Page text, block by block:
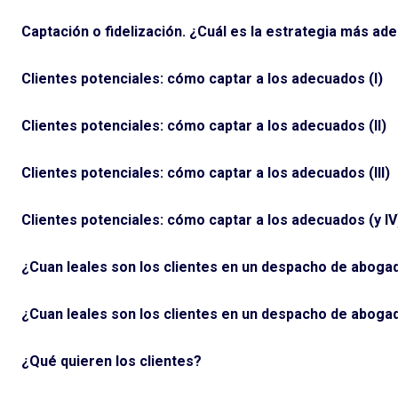
Captación o fidelización. ¿Cuál es la estrategia más
Clientes potenciales: cómo captar a los adecuados (I)
Clientes potenciales: cómo captar a los adecuados (II)
Clientes potenciales: cómo captar a los adecuados (III)
Clientes potenciales: cómo captar a los adecuados (y
¿Cuan leales son los clientes en un despacho de
¿Cuan leales son los clientes en un despacho de
¿Qué quieren los clientes?